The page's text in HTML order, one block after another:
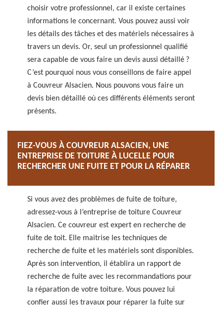
choisir votre professionnel, car il existe certaines
informations le concernant. Vous pouvez aussi voir
les détails des tâches et des matériels nécessaires à
travers un devis. Or, seul un professionnel qualifié
sera capable de vous faire un devis aussi détaillé ?
C’est pourquoi nous vous conseillons de faire appel
à Couvreur Alsacien. Nous pouvons vous faire un
devis bien détaillé où ces différents éléments seront
présents.
FIEZ-VOUS À COUVREUR ALSACIEN, UNE
ENTREPRISE DE TOITURE À LUCELLE POUR
RECHERCHER UNE FUITE ET POUR LA RÉPARER
Si vous avez des problèmes de fuite de toiture,
adressez-vous à l’entreprise de toiture Couvreur
Alsacien. Ce couvreur est expert en recherche de
fuite de toit. Elle maitrise les techniques de
recherche de fuite et les matériels sont disponibles.
Après son intervention, il établira un rapport de
recherche de fuite avec les recommandations pour
la réparation de votre toiture. Vous pouvez lui
confier aussi les travaux pour réparer la fuite sur